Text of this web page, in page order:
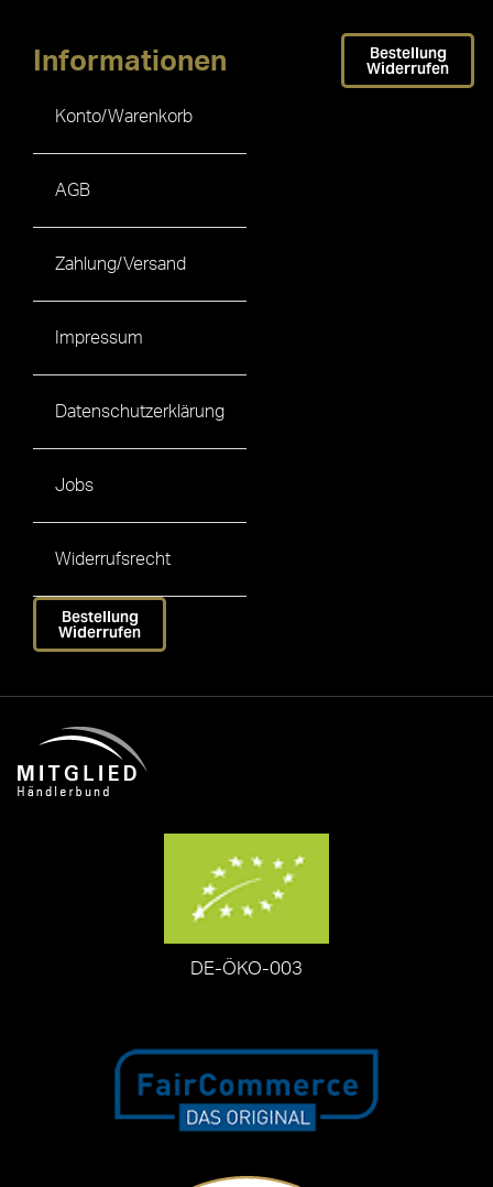
Informationen
Konto/Warenkorb
AGB
Zahlung/Versand
Impressum
Datenschutzerklärung
Jobs
Widerrufsrecht
Bestellung
Widerrufen
Bestellung
Widerrufen
DE-ÖKO-003